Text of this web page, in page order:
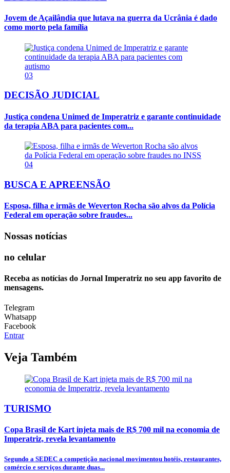
Jovem de Açailândia que lutava na guerra da Ucrânia é dado
como morto pela família
03
DECISÃO JUDICIAL
Justiça condena Unimed de Imperatriz e garante continuidade
da terapia ABA para pacientes com...
04
BUSCA E APREENSÃO
Esposa, filha e irmãs de Weverton Rocha são alvos da Polícia
Federal em operação sobre fraudes...
Nossas notícias
no celular
Receba as notícias do Jornal Imperatriz no seu app favorito de
mensagens.
Telegram
Whatsapp
Facebook
Entrar
Veja Também
TURISMO
Copa Brasil de Kart injeta mais de R$ 700 mil na economia de
Imperatriz, revela levantamento
Segundo a SEDEC a competição nacional movimentou hotéis, restaurantes,
comércio e serviços durante duas...